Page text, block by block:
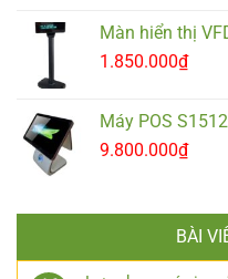
Màn hiển thị
1.850.000₫
Máy POS
9.800.000₫
BÀI